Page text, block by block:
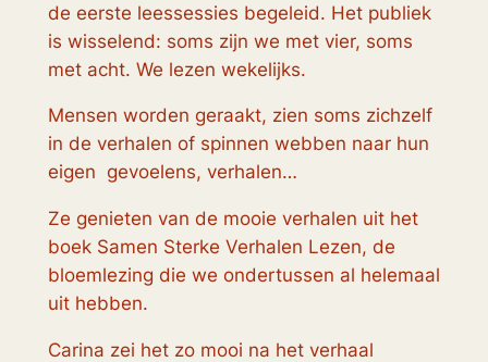
de eerste leessessies begeleid. Het publiek
is wisselend: soms zijn we met vier, soms
met acht. We lezen wekelijks.
Mensen worden geraakt, zien soms zichzelf
in de verhalen of spinnen webben naar hun
eigen gevoelens, verhalen…
Ze genieten van de mooie verhalen uit het
boek Samen Sterke Verhalen Lezen, de
bloemlezing die we ondertussen al helemaal
uit hebben.
Carina zei het zo mooi na het verhaal